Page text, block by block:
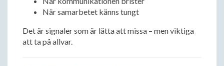
När samarbetet känns tungt
Det är signaler som är lätta att missa – men viktiga
att ta på allvar.